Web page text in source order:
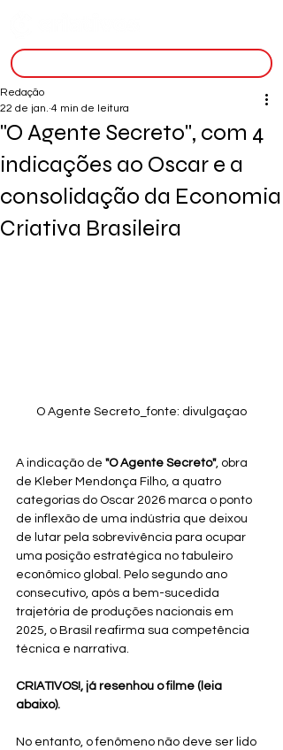
"O Agente Secreto", com 4
indicações ao Oscar e a
consolidação da Economia
Criativa Brasileira
Redação
22 de jan. 4 min de leitura
O Agente Secreto_fonte: divulgaçao
A indicação de "O Agente Secreto", obra
de Kleber Mendonça Filho, a quatro
categorias do Oscar 2026 marca o ponto
de inflexão de uma indústria que deixou
de lutar pela sobrevivência para ocupar
uma posição estratégica no tabuleiro
econômico global. Pelo segundo ano
consecutivo, após a bem-sucedida
trajetória de produções nacionais em
2025, o Brasil reafirma sua competência
técnica e narrativa.
CRIATIVOS!, já resenhou o filme (leia
abaixo).
No entanto, o fenômeno não deve ser lido